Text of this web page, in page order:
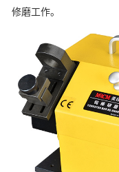
修磨工作。